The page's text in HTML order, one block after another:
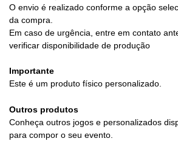
O envio é realizado conforme a opção
da compra.
Em caso de urgência, entre em contato
verificar disponibilidade de produção
Importante
Este é um produto físico personalizado.
Outros produtos
Conheça outros jogos e personalizados
para compor o seu evento.